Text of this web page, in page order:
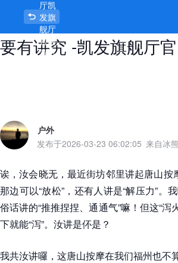
唐山按摩泻火的地方在
要有讲究 -凯发旗舰厅
厅凯
发旗
舰厅
官网
首页
户外
发布于2026-03-23 06:02:05 来自冰
诶，汝会晓无，最近街坊邻里讲起唐山按
那边可以“放松”，还有人讲是“解压力”
俗话讲的“推推捏捏、通通气”嘛！但这“
下就能“泻”。汝讲是伓是？
我共汝讲囉，这唐山按摩在我们福州也不